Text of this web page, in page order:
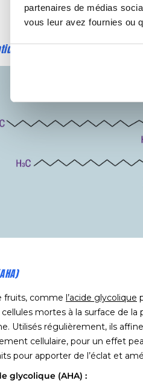
partenaires de médias
vous leur avez fournies ou
fruits, comme l’acide glycolique
mortes à la surface de
Utilisés régulièrement, ils
cellulaire, pour un effet
pour apporter de l’éclat et
glycolique (AHA) :